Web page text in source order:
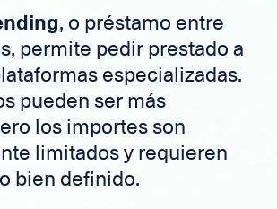
, o préstamo entre
permite pedir prestado a
especializadas.
pueden ser más
los importes son
limitados y requieren
bien definido.